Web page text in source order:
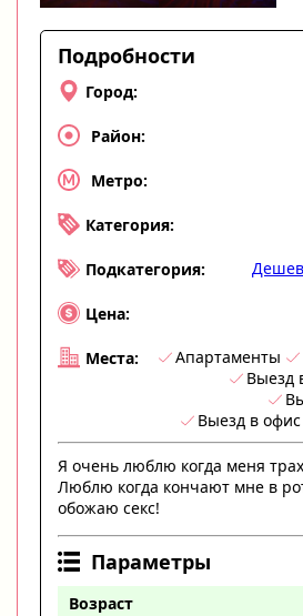
Подробности
Город:
Район:
Метро:
Категория:
Подкатегория:
Цена:
Места: Апартаменты
Выезд
Выезд в офис
Я очень люблю когда меня
Люблю когда кончают мне в
обожаю секс!
Параметры
Возраст